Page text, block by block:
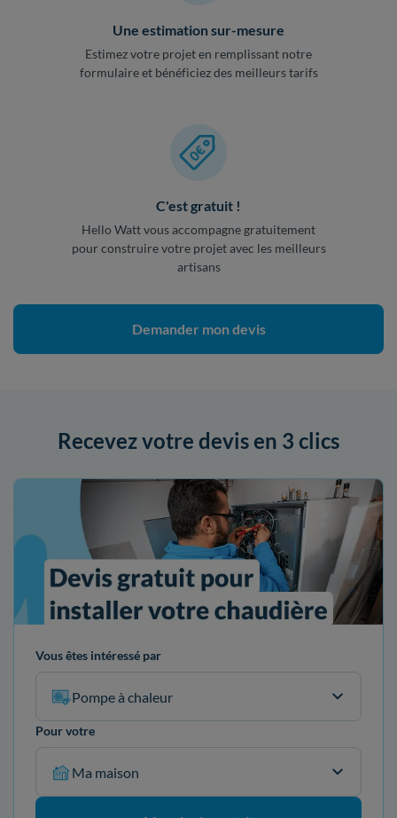
Une estimation sur-mesure
Estimez votre projet en remplissant notre
formulaire et bénéficiez des meilleurs tarifs
C'est gratuit !
Hello Watt vous accompagne gratuitement
pour construire votre projet avec les meilleurs
artisans
Demander mon devis
Recevez votre devis en 3 clics
Vous êtes intéressé par
Pompe à chaleur
Pour votre
Ma maison